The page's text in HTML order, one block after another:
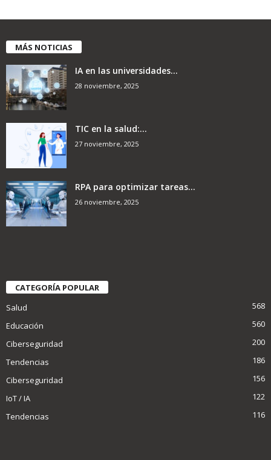
MÁS NOTICIAS
IA en las universidades...
28 noviembre, 2025
TIC en la salud:...
27 noviembre, 2025
RPA para optimizar tareas...
26 noviembre, 2025
CATEGORÍA POPULAR
Salud
568
Educación
560
Ciberseguridad
200
Tendencias
186
Ciberseguridad
156
IoT / IA
122
Tendencias
116